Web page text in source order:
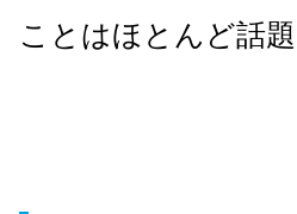
ことはほとんど話